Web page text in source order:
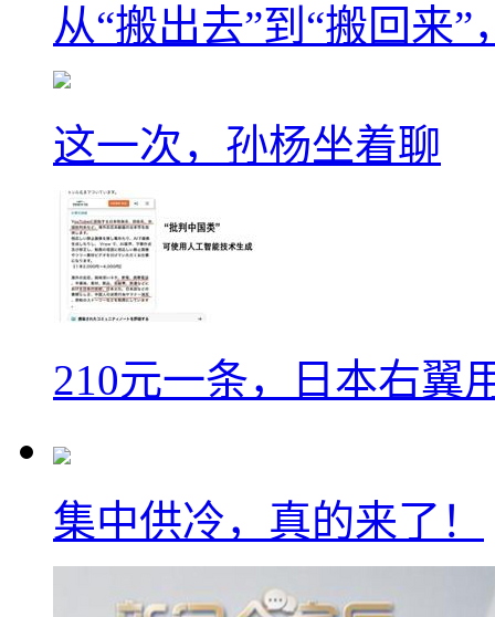
从“搬出去”到“搬回来
这一次，孙杨坐着聊
210元一条，日本右翼
集中供冷，真的来了！